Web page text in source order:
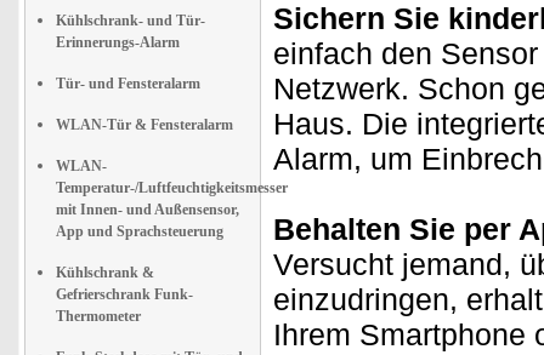
Kühlschrank- und Tür-
Erinnerungs-Alarm
Tür- und Fensteralarm
WLAN-Tür & Fensteralarm
WLAN-
Temperatur-/Luftfeuchtigkeitsmesser
mit Innen- und Außensensor,
App und Sprachsteuerung
Kühlschrank &
Gefrierschrank Funk-
Thermometer
Sichern Sie
einfach den
Netzwerk. Schon
Haus. Die
Alarm, um
Behalten Sie per
Versucht jemand,
einzudringen,
Ihrem Smartphone